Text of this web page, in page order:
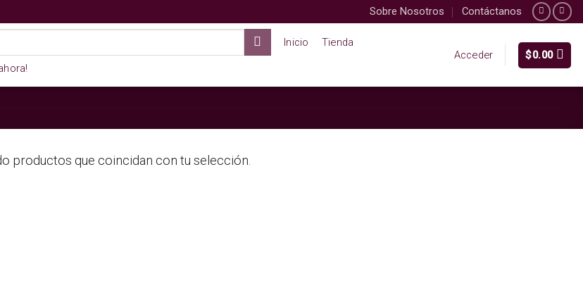
Sobre Nosotros Contáctanos
Inicio Tienda
Acceder $0.00
productos que coincidan con tu selección.